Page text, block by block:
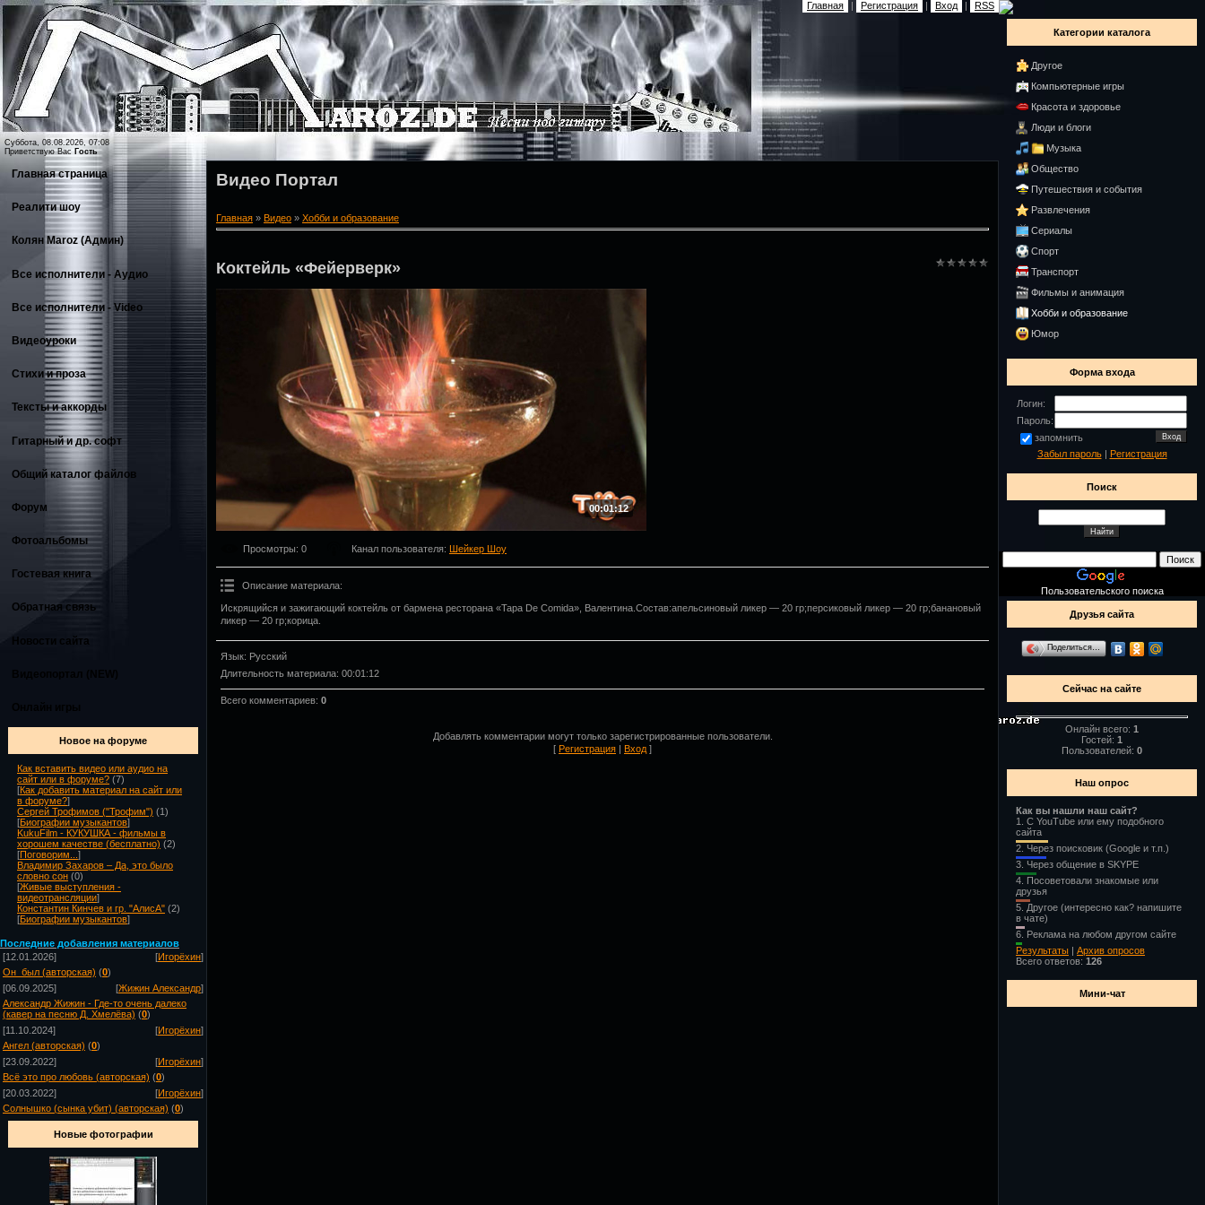
Главная | Регистрация | Вход | RSS
Суббота, 08.08.2026, 07:08
Приветствую Вас Гость
Главная страница
Реалити шоу
Колян Maroz (Админ)
Все исполнители - Аудио
Все исполнители - Video
Видеоуроки
Стихи и проза
Тексты и аккорды
Гитарный и др. софт
Общий каталог файлов
Форум
Фотоальбомы
Гостевая книга
Обратная связь
Новости сайта
Новое на форуме
Как вставить видео или аудио на
сайт или в форуме? (7)
[Как добавить материал на сайт или
в форуме?]
Сергей Трофимов ("Трофим") (1)
[Биографии музыкантов]
KukuFilm - КУКУШКА - фильмы в
хорошем качестве (бесплатно) (2)
[Поговорим... ]
Владимир Захаров – Да, это было
словно сон (0)
[Живые выступления -
видеотрансляции]
Константин Кинчев и гр. "АлисА" (2)
[Биографии музыкантов]
Последние добавления материалов
[12.01.2026]
[Игорёхин]
Он_был (авторская) (0)
[06.09.2025]
[Жижин Александр]
Александр Жижин - Где-то очень далеко
(кавер на песню Д. Хмелёва) (0)
[11.10.2024]
[Игорёхин]
Ангел (авторская) (0)
[23.09.2022]
[Игорёхин]
Всё это про любовь (авторская) (0)
[20.03.2022]
[Игорёхин]
Солнышко (сынка убит) (авторская) (0)
Новые фотографии
Видео Портал
Главная » Видео » Хобби и образование
Коктейль «Фейерверк»
00:01:12
Просмотры: 0 Канал пользователя: Шейкер Шоу
Описание материала:
Искрящийся и зажигающий коктейль от бармена ресторана «Tapa De Comida», Валентина.Состав:апельсиновый ликер — 20 гр;персиковый ликер — 20 гр;банановый
ликер — 20 гр;корица.
Язык: Русский
Длительность материала: 00:01:12
Всего комментариев: 0
Добавлять комментарии могут только зарегистрированные пользователи.
[ Регистрация | Вход ]
Категории каталога
Другое
Компьютерные игры
Красота и здоровье
Люди и блоги
Музыка
Общество
Путешествия и события
Развлечения
Сериалы
Спорт
Транспорт
Фильмы и анимация
Хобби и образование
Юмор
Форма входа
Логин:
Пароль:
запомнить
Забыл пароль| Регистрация
Поиск
Пользовательского поиска
Друзья сайта
Поделиться…
Сейчас на сайте
Онлайн всего: 1
Гостей: 1
Пользователей: 0
Наш опрос
Как вы нашли наш сайт?
1. С YouTube или ему подобного
сайта
2. Через поисковик (Google и т.п.)
3. Через общение в SKYPE
4. Посоветовали знакомые или
друзья
5. Другое (интересно как? напишите
в чате)
6. Реклама на любом другом сайте
Результаты | Архив опросов
Всего ответов: 126
Мини-чат